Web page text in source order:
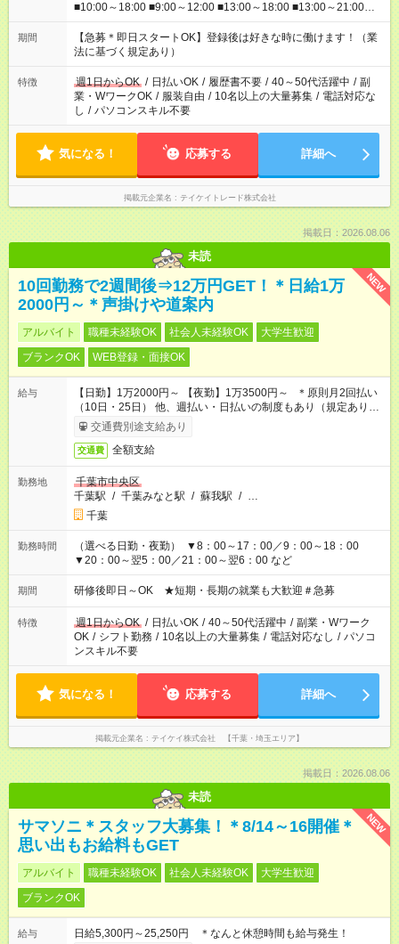
■10:00～18:00 ■9:00～12:00 ■13:00～18:00 ■13:00～21:00
■22:00～翌6:00 など あなたの希望を教えてください！
期間
【急募＊即日スタートOK】登録後は好きな時に働けます！（業
法に基づく規定あり）
特徴 週1日からOK / 日払いOK / 履歴書不要 / 40～50代活躍中 / 副
業・WワークOK / 服装自由 / 10名以上の大量募集 / 電話対応な
し / パソコンスキル不要
気になる！ 応募する 詳細へ
掲載元企業名 テイケイトレード株式会社
掲載日：2026.08.06
未読
NEW
10回勤務で2週間後⇒12万円GET！＊日給1万
2000円～＊声掛けや道案内
アルバイト 職種未経験OK 社会人未経験OK
大学生歓迎
ブランクOK
WEB登録・面接OK
給与
【日勤】1万2000円～ 【夜勤】1万3500円～ ＊原則月2回払い
（10日・25日） 他、週払い・日払いの制度もあり（規定あり）
＃日収1万円以上
交通費別途支給あり
交通費 全額支給
勤務地
千葉市中央区
千葉駅 / 千葉みなと駅 / 蘇我駅 / …
千葉
勤務時間
（選べる日勤・夜勤） ▼8：00～17：00／9：00～18：00
▼20：00～翌5：00／21：00～翌6：00 など
期間 研修後即日～OK ★短期・長期の就業も大歓迎＃急募
特徴 週1日からOK / 日払いOK / 40～50代活躍中 / 副業・Wワーク
OK / シフト勤務 / 10名以上の大量募集 / 電話対応なし / パソコ
ンスキル不要
気になる！ 応募する 詳細へ
掲載元企業名 テイケイ株式会社 【千葉・埼玉エリア】
掲載日：2026.08.06
未読
NEW
サマソニ＊スタッフ大募集！＊8/14～16開催＊
思い出もお給料もGET
アルバイト 職種未経験OK 社会人未経験OK
大学生歓迎
ブランクOK
給与
日給5,300円～25,250円 ＊なんと休憩時間も給与発生！